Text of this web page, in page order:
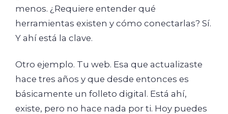
menos. ¿Requiere entender qué
herramientas existen y cómo conectarlas? Sí.
Y ahí está la clave.
Otro ejemplo. Tu web. Esa que actualizaste
hace tres años y que desde entonces es
básicamente un folleto digital. Está ahí,
existe, pero no hace nada por ti. Hoy puedes